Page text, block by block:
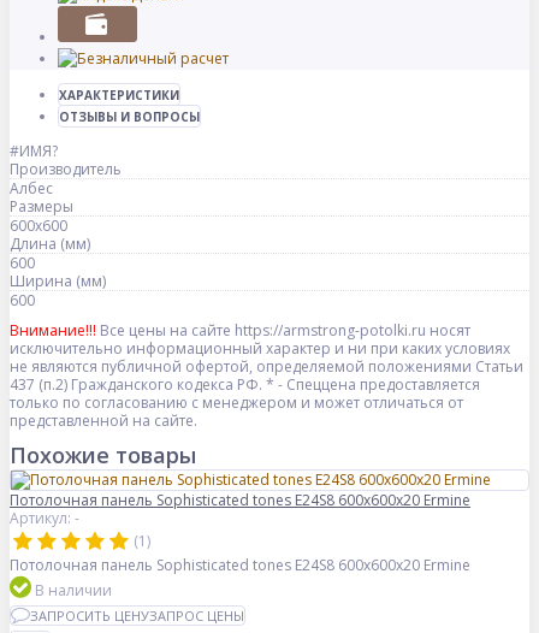
ХАРАКТЕРИСТИКИ
ОТЗЫВЫ И ВОПРОСЫ
#ИМЯ?
Производитель
Албес
Размеры
600x600
Длина (мм)
600
Ширина (мм)
600
Внимание!!! Все цены на сайте https://armstrong-potolki.ru носят
исключительно информационный характер и ни при каких условиях
не являются публичной офертой, определяемой положениями Статьи
437 (п.2) Гражданского кодекса РФ. * - Спеццена предоставляется
только по согласованию с менеджером и может отличаться от
представленной на сайте.
Похожие товары
Потолочная панель Sophisticated tones E24S8 600x600x20 Ermine
Артикул: -
(1)
Потолочная панель Sophisticated tones E24S8 600x600x20 Ermine
В наличии
ЗАПРОСИТЬ ЦЕНУЗАПРОС ЦЕНЫ